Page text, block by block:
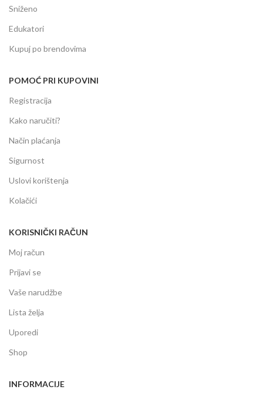
Sniženo
Edukatori
Kupuj po brendovima
POMOĆ PRI KUPOVINI
Registracija
Kako naručiti?
Način plaćanja
Sigurnost
Uslovi korištenja
Kolačići
KORISNIČKI RAČUN
Moj račun
Prijavi se
Vaše narudžbe
Lista želja
Uporedi
Shop
INFORMACIJE